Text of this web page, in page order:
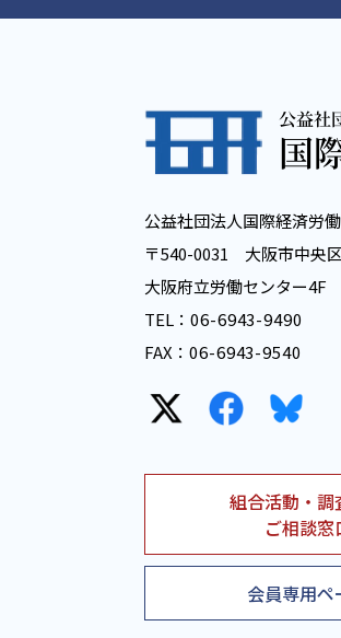
公益社団法人国際経済労
〒540-0031 大阪市中央
大阪府立労働センター4F
TEL： 06-6943-9490
FAX： 06-6943-9540
組合活動・調
ご相談窓
会員専用ペ